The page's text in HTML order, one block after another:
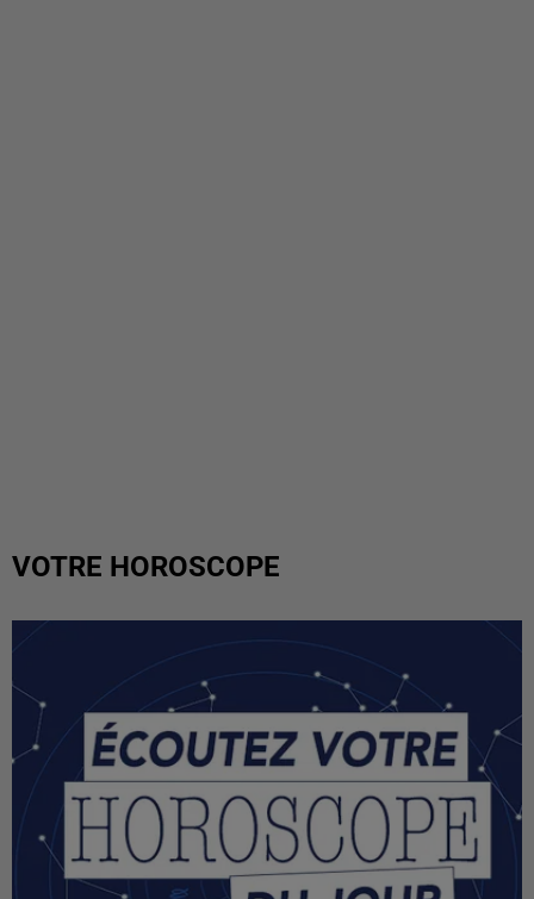
VOTRE HOROSCOPE